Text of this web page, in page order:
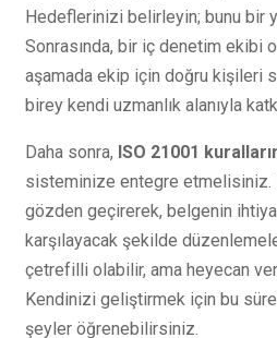
Hedeflerinizi belirleyin; bunu bir
Sonrasında, bir iç denetim ekibi
aşamada ekip için doğru kişileri
birey kendi uzmanlık alanıyla
Daha sonra, ISO 21001
sisteminize entegre etmelisiniz.
gözden geçirerek, belgenin
karşılayacak şekilde
çetrefilli olabilir, ama heyecan
Kendinizi geliştirmek için bu
şeyler öğrenebilirsiniz.